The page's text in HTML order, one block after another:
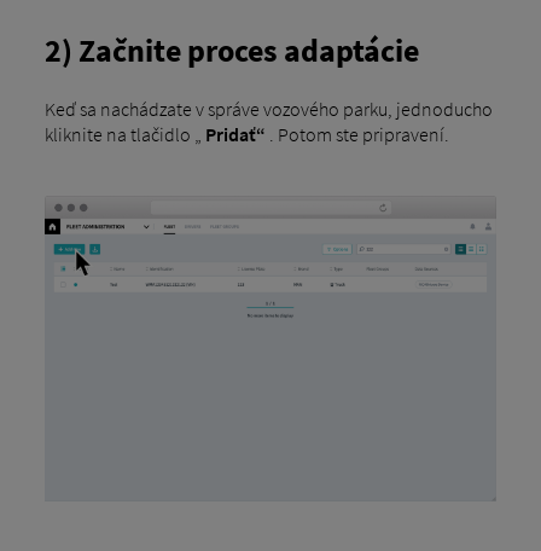
2) Začnite proces adaptácie
Keď sa nachádzate v správe vozového parku, jednoducho
kliknite na tlačidlo „ Pridať“ . Potom ste pripravení.